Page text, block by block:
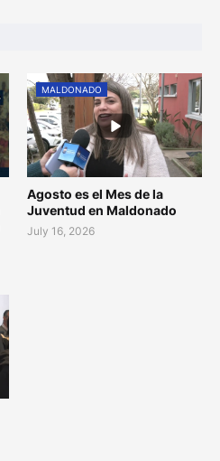
MALDONADO
Agosto es el Mes de la
Juventud en Maldonado
July 16, 2026